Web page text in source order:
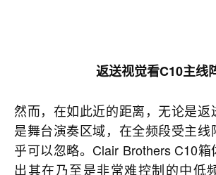
返送视觉看C10主线
然而，在如此近的距离，无论是返
是舞台演奏区域，在全频段受主线
乎可以忽略。Clair Brothers C10
出其在乃至是非常难控制的中低